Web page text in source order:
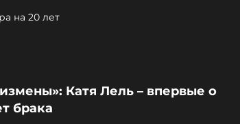
на 20 лет
Катя Лель – впервые о
брака